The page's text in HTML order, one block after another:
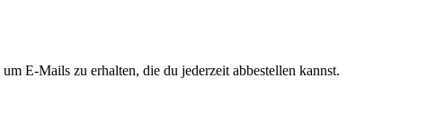
E-Mails zu erhalten, die du jederzeit abbestellen kannst.